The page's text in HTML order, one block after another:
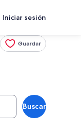
Iniciar sesión
Guardar
Buscar